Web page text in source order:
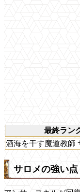
最終ラン
酒海を干す魔道教師
サロメの強い点